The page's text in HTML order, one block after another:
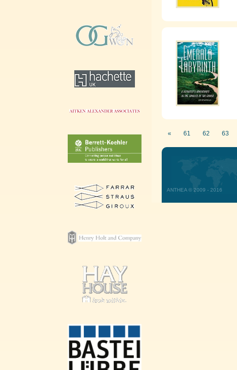
« 61 62 63
ANTHEA © 2009 - 2016